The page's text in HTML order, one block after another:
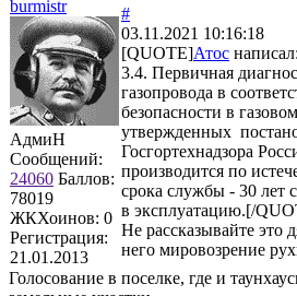
burmistr
АдмиН
Сообщений:
24060 Баллов:
78019
ЖКХоинов: 0
Регистрация:
21.01.2013
#
03.11.2021 10:16:18
[QUOTE]Атос написал:
3.4. Первичная
газопровода в
безопасности в
утвержденных
Госгортехнадзора
производится по
срока службы - 30 лет
в эксплуатацию.[/
Не рассказывайте
него мировозрение
Голосование в поселке, где и